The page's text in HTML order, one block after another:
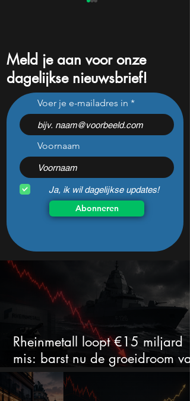
Dit ene cijfer kan na een
koersval van 50% alles
veranderen
Meld je aan voor onze
dagelijkse nieuwsbrief!
Voer je e-mailadres in
Voornaam
Ja, ik wil dagelijkse updates!
Abonneren
Rheinmetall loopt €15 miljard
mis: barst nu de groeidroom van
het defensiebedrijf?